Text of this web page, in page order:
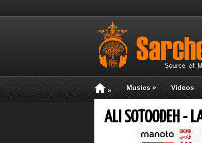
» Musics» Videos
ALI SOTOODEH -